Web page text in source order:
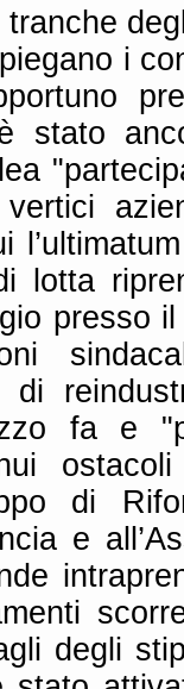
i
stato
lotta
presso
fa e
di
e
degli